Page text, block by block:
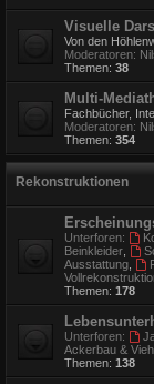
Visuelle
Von den
Moderatoren:
Themen: 38
Multi-
Fachbücher,
Moderatoren:
Themen: 354
Rekonstruktionen
Unterforen:
Beinkleider
Ausstattung
Themen: 178
Unterforen:
Ackerbau &
Themen: 138